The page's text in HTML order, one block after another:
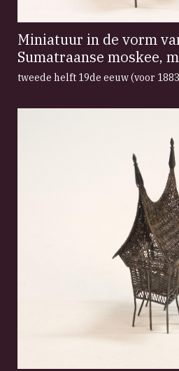
Miniatuur in de vorm
Sumatraanse moskee,
tweede helft 19de eeuw (voor